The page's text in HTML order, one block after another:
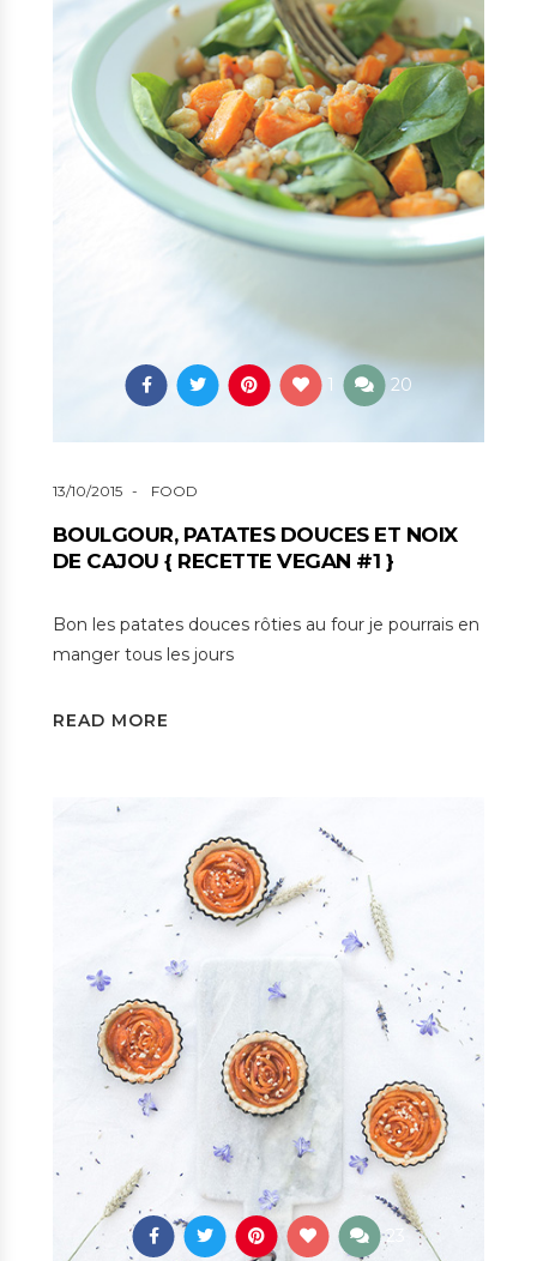
1 20
13/10/2015 FOOD
BOULGOUR, PATATES DOUCES ET NOIX
DE CAJOU { RECETTE VEGAN #1 }
Bon les patates douces rôties au four je pourrais en
manger tous les jours
READ MORE
23